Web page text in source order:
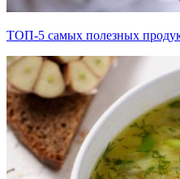
ТОП-5 самых полезных